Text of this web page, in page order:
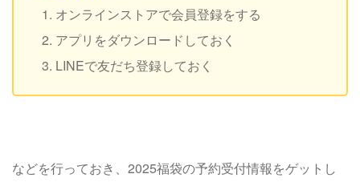
オンラインストアで会員登録をする
アプリをダウンロードしておく
LINEで友だち登録しておく
などを行っておき、2025福袋の予約受付情報をゲットし